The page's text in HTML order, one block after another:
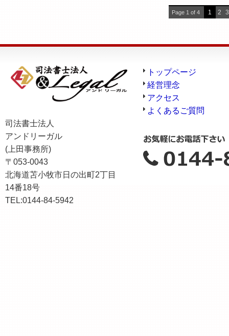
Page 1 of 4 1 2 3
司法書士法人
アンドリーガル
(上田事務所)
〒053-0043
北海道苫小牧市日の出町2丁目
14番18号
TEL:0144-84-5942
トップページ
経営理念
アクセス
よくあるご質問